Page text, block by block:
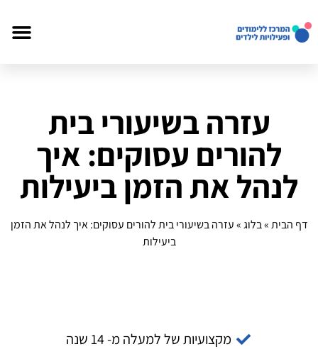
עזרה בשיעורי בית
להורים עסוקים: איך
לנהל את הזמן ביעילות
דף הבית»בלוג»עזרה בשיעורי בית להורים עסוקים: איך לנהל את הזמן
ביעילות
מקצועיות של למעלה מ- 14 שנה